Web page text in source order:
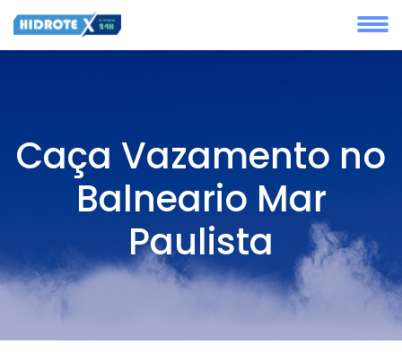
Caça Vazamento no
Balneario Mar
Paulista